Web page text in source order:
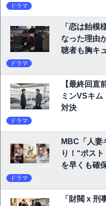
ドラマ
「恋は飴模
なった理由
聴者も胸キ
ドラマ
【最終回直
ミンVSキ
対決
ドラマ
MBC「人妻
り！“ポス
を早くも確
ドラマ
「財閥 x 刑